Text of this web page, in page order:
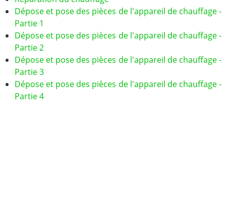
Dépose et pose des pièces de l'appareil de chauffage -
Partie 1
Dépose et pose des pièces de l'appareil de chauffage -
Partie 2
Dépose et pose des pièces de l'appareil de chauffage -
Partie 3
Dépose et pose des pièces de l'appareil de chauffage -
Partie 4